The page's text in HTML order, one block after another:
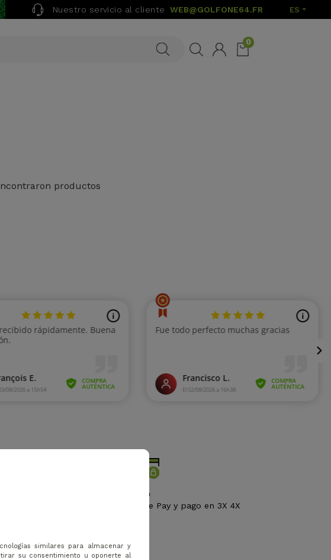
Nuestro servicio al cliente WEB@GOLFONE64.FR ES
0
productos
PAGO 100% SEGURO
con Visa, Paypal, Apple Pay y pago en 3X 4X
similares para almacenar y
su consentimiento u oponerte al